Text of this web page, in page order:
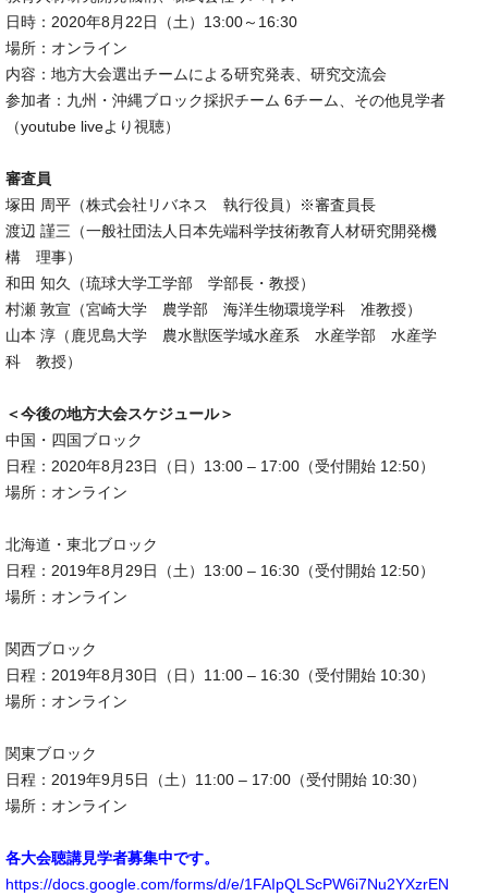
日時：2020年8月22日（土）13:00～16:30
場所：オンライン
内容：地方大会選出チームによる研究発表、研究交流会
参加者：九州・沖縄ブロック採択チーム 6チーム、その他見学者
（youtube liveより視聴）
審査員
塚田 周平（株式会社リバネス 執行役員）※審査員長
渡辺 謹三（一般社団法人日本先端科学技術教育人材研究開発機
構 理事）
和田 知久（琉球大学工学部 学部長・教授）
村瀬 敦宣（宮崎大学 農学部 海洋生物環境学科 准教授）
山本 淳（鹿児島大学 農水獣医学域水産系 水産学部 水産学
科 教授）
＜今後の地方大会スケジュール＞
中国・四国ブロック
日程：2020年8月23日（日）13:00 – 17:00（受付開始 12:50）
場所：オンライン
北海道・東北ブロック
日程：2019年8月29日（土）13:00 – 16:30（受付開始 12:50）
場所：オンライン
関西ブロック
日程：2019年8月30日（日）11:00 – 16:30（受付開始 10:30）
場所：オンライン
関東ブロック
日程：2019年9月5日（土）11:00 – 17:00（受付開始 10:30）
場所：オンライン
各大会聴講見学者募集中です。
https://docs.google.com/forms/d/e/1FAIpQLScPW6i7Nu2YXzrEN